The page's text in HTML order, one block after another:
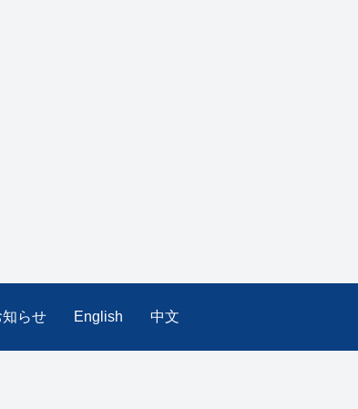
知らせ English 中文